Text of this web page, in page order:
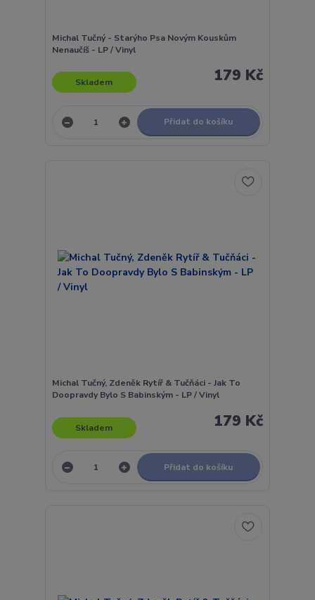
Michal Tučný - Starýho Psa Novým Kouskům
Nenaučíš - LP / Vinyl
179 Kč
Skladem
Přidat do košíku
Michal Tučný, Zdeněk Rytíř & Tučňáci - Jak To
Doopravdy Bylo S Babinským - LP / Vinyl
179 Kč
Skladem
Přidat do košíku